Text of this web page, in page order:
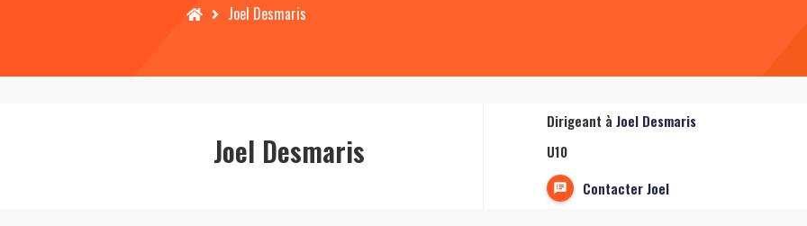
Accueil Joel Desmaris
Joel Desmaris
Dirigeant à Joel Desmaris
U10
Contacter Joel